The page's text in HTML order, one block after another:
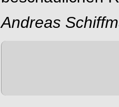
Andreas